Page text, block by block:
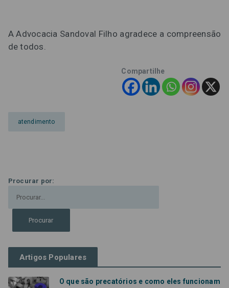
A Advocacia Sandoval Filho agradece a compreensão
de todos.
Compartilhe
atendimento
Procurar por:
Artigos Populares
O que são precatórios e como eles funcionam